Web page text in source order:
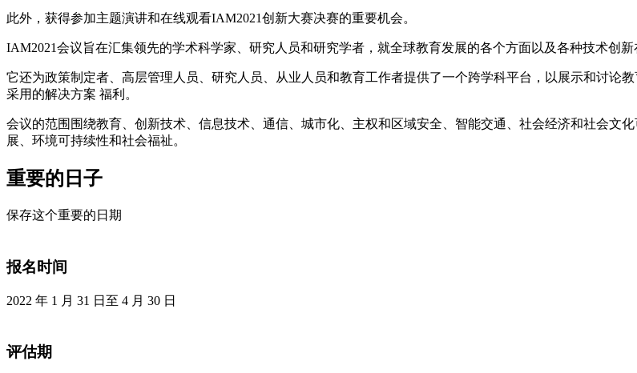
此外，获得参加主题演讲和在线观看IAM2021创新大赛决赛的重要机会。
IAM2021会议旨在汇集领先的学术科学家、研究人员和研究学者，就全球教育发展的各个方面以及各种技术创
它还为政策制定者、高层管理人员、研究人员、从业人员和教育工作者提供了一个跨学科平台，以展示和讨论
采用的解决方案 福利。
会议的范围围绕教育、创新技术、信息技术、通信、城市化、主权和区域安全、智能交通、社会经济和社会文
展、环境可持续性和社会福祉。
重要的日子
保存这个重要的日期
报名时间
2022 年 1 月 31 日至 4 月 30 日
评估期